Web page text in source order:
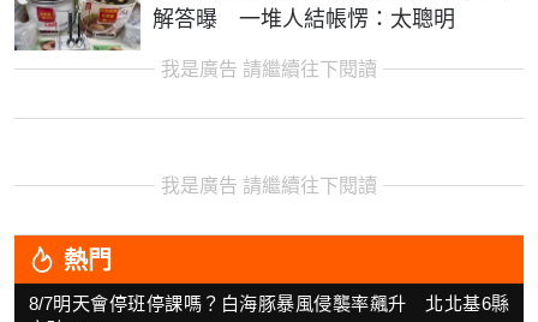
解答曝 一堆人結帳愣：太聰明
我是廣告 請繼續往下閱讀
我是廣告 請繼續往下閱讀
熱門
8/7明天會停班停課嗎？白海豚暴風侵襲率飆升 北北基6縣